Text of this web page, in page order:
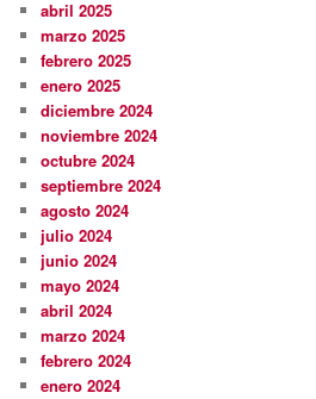
abril 2025
marzo 2025
febrero 2025
enero 2025
diciembre 2024
noviembre 2024
octubre 2024
septiembre 2024
agosto 2024
julio 2024
junio 2024
mayo 2024
abril 2024
marzo 2024
febrero 2024
enero 2024